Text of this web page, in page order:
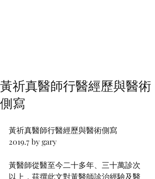
黃祈真醫師行醫經歷與醫術
側寫
黃祈真醫師行醫經歷與醫術側寫
2019.7 by gary
黃醫師從醫至今二十多年、三十萬診次
以上，茲撰此文對黃醫師診治經驗及醫